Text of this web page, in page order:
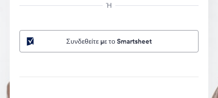
Ή
Συνδεθείτε με το Smartsheet